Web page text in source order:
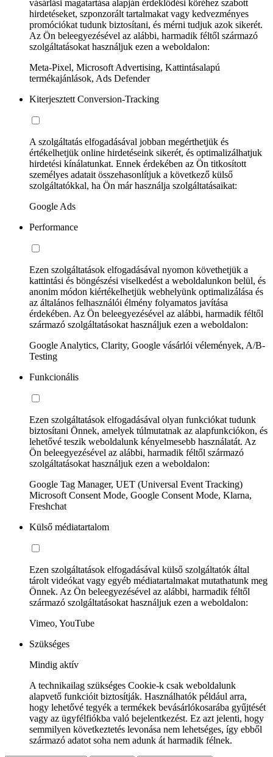
vásárlási magatartása alapján érdeklődési köréhez szabott
hirdetéseket, szponzorált tartalmakat vagy kedvezményes
promóciókat tudunk biztosítani, és mérni tudjuk azok sikerét.
Az Ön beleegyezésével az alábbi, harmadik féltől származó
szolgáltatásokat használjuk ezen a weboldalon:
Meta-Pixel, Microsoft Advertising, Kattintásalapú
termékajánlások, Ads Defender
Kiterjesztett Conversion-Tracking
A szolgáltatás elfogadásával jobban megérthetjük és
értékelhetjük online hirdetéseink sikerét, és optimalizálhatjuk
hirdetési kínálatunkat. Ennek érdekében az Ön titkosított
személyes adatait összehasonlítjuk a következő külső
szolgáltatókkal, ha Ön már használja szolgáltatásaikat:
Google Ads
Performance
Ezen szolgáltatások elfogadásával nyomon követhetjük a
kattintási és böngészési viselkedést a weboldalunkon belül, és
anonim módon kiértékelhetjük webhelyünk optimalizálása és
az általános felhasználói élmény folyamatos javítása
érdekében. Az Ön beleegyezésével az alábbi, harmadik féltől
származó szolgáltatásokat használjuk ezen a weboldalon:
Google Analytics, Clarity, Google vásárlói vélemények, A/B-
Testing
Funkcionális
Ezen szolgáltatások elfogadásával olyan funkciókat tudunk
biztosítani Önnek, amelyek túlmutatnak az alapfunkciókon, és
lehetővé teszik weboldalunk kényelmesebb használatát. Az
Ön beleegyezésével az alábbi, harmadik féltől származó
szolgáltatásokat használjuk ezen a weboldalon:
Google Tag Manager, UET (Universal Event Tracking)
Microsoft Consent Mode, Google Consent Mode, Klarna,
Freshchat
Külső médiatartalom
Ezen szolgáltatások elfogadásával külső szolgáltatók által
tárolt videókat vagy egyéb médiatartalmakat mutathatunk meg
Önnek. Az Ön beleegyezésével az alábbi, harmadik féltől
származó szolgáltatásokat használjuk ezen a weboldalon:
Vimeo, YouTube
Szükséges
Mindig aktív
A technikailag szükséges Cookie-k csak weboldalunk
alapvető funkcióit biztosítják. Használhatók például arra,
hogy lehetővé tegyék a termékek bevásárlókosarába gyűjtését
vagy az ügyfélfiókba való bejelentkezést. Ez azt jelenti, hogy
semmilyen következtetés levonása nem lehetséges, így ebből
származó adatot soha nem adunk át harmadik félnek.